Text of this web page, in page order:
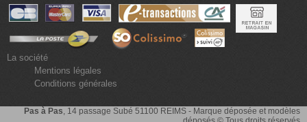
La société
Mentions légales
Conditions générales
Pas à Pas, 14 passage Subé 51100 REIMS - Marque déposée et modèles